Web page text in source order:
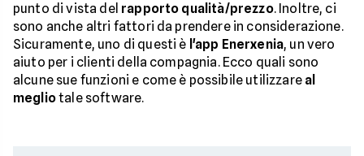
punto di vista del rapporto qualità/prezzo. Inoltre, ci
sono anche altri fattori da prendere in considerazione.
Sicuramente, uno di questi è l'app Enerxenia, un vero
aiuto per i clienti della compagnia. Ecco quali sono
alcune sue funzioni e come è possibile utilizzare al
megliotale software.